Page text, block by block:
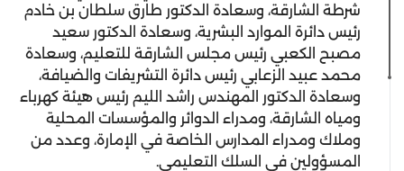
شرطة الشارقة، وسعادة الدكتور طارق سلطان بن خادم
رئيس دائرة الموارد البشرية، وسعادة الدكتور سعيد
مصبح الكعبي رئيس مجلس الشارقة للتعليم، وسعادة
محمد عبيد الزعابي رئيس دائرة التشريفات والضيافة،
وسعادة الدكتور المهندس راشد الليم رئيس هيئة كهرباء
ومياه الشارقة، ومدراء الدوائر والمؤسسات المحلية
وملاك ومدراء المدارس الخاصة في الإمارة، وعدد من
المسؤولين في السلك التعليمي.